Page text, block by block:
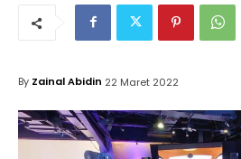
By Zainal Abidin 22 Maret 2022